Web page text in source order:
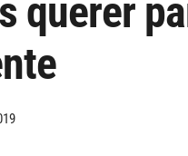
querer